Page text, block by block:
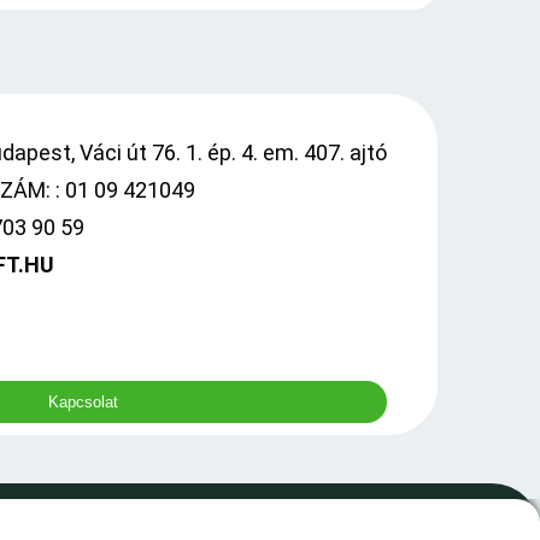
Váci út 76. 1. ép. 4. em. 407. ajtó
: 01 09 421049
90 59
Kapcsolat